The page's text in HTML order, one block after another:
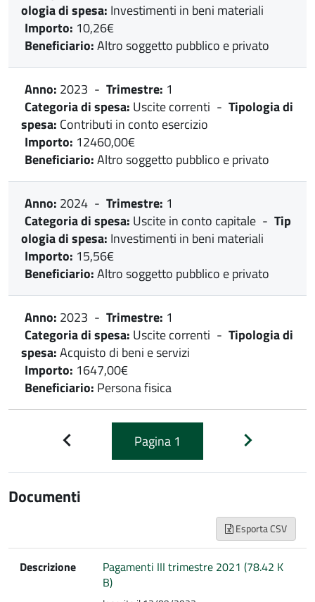
ologia di spesa: Investimenti in beni materiali
Importo: 10,26€
Beneficiario:Altro soggetto pubblico e privato
Anno: 2023 - Trimestre: 1
Categoria di spesa: Uscite correnti - Tipologia di
spesa: Contributi in conto esercizio
Importo: 12460,00€
Beneficiario:Altro soggetto pubblico e privato
Anno: 2024 - Trimestre: 1
Categoria di spesa: Uscite in conto capitale - Tip
ologia di spesa: Investimenti in beni materiali
Importo: 15,56€
Beneficiario:Altro soggetto pubblico e privato
Anno: 2023 - Trimestre: 1
Categoria di spesa: Uscite correnti - Tipologia di
spesa:Acquisto di beni e servizi
Importo: 1647,00€
Beneficiario: Persona fisica
Pagina 1
Documenti
Esporta CSV
Descrizione
Pagamenti III trimestre 2021 (78.42 K
B)